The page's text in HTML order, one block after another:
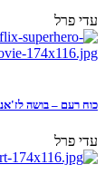
עדי פרל
כוח רעם – בושה
עדי פרל